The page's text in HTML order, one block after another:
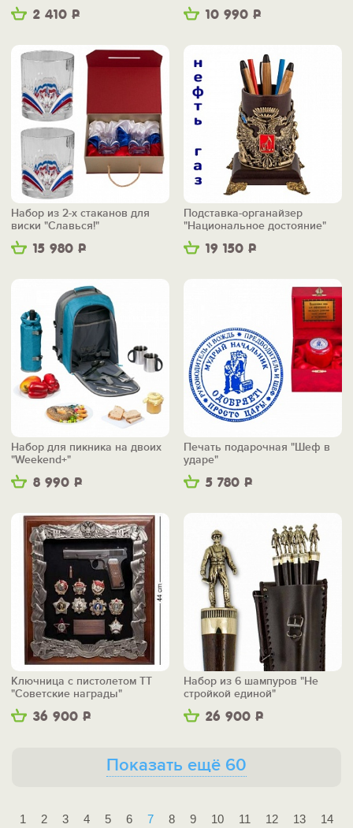
2 410 Р
10 990 Р
15 980 Р
Набор из 2-х стаканов для
виски "Славься!"
19 150 Р
Подставка-органайзер
"Национальное достояние"
8 990 Р
Набор для пикника на двоих
"Weekend+"
5 780 Р
Печать подарочная "Шеф в
ударе"
36 900 Р
Ключница с пистолетом ТТ
"Советские награды"
26 900 Р
Набор из 6 шампуров "Не
стройкой единой"
Показать ещё 60
1 2 3 4 5 6 7 8 9 10 11 12 13
14